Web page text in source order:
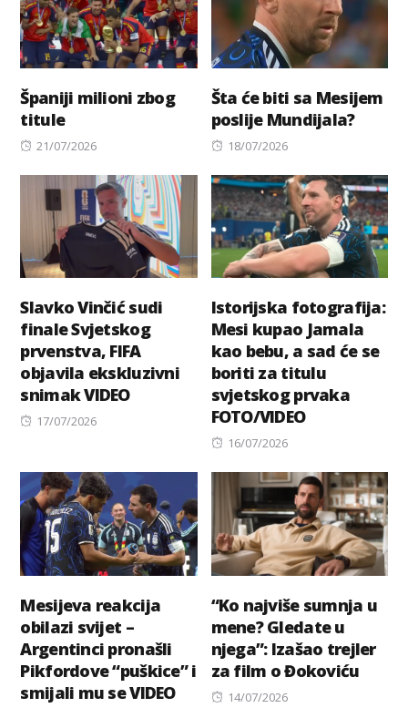
Španiji milioni zbog
titule
Posted
21/07/2026
Šta će biti sa Mesijem
poslije Mundijala?
Posted
18/07/2026
Slavko Vinčić sudi
finale Svjetskog
prvenstva, FIFA
objavila ekskluzivni
snimak VIDEO
Posted
17/07/2026
Istorijska fotografija:
Mesi kupao Jamala
kao bebu, a sad će se
boriti za titulu
svjetskog prvaka
FOTO/VIDEO
Posted
16/07/2026
Mesijeva reakcija
obilazi svijet –
Argentinci pronašli
Pikfordove “puškice” i
smijali mu se VIDEO
“Ko najviše sumnja u
mene? Gledate u
njega”: Izašao trejler
za film o Đokoviću
Posted
14/07/2026